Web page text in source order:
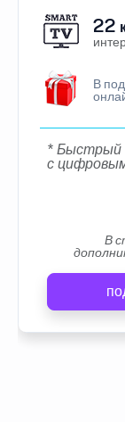
22
В
* Быстрый
с
В